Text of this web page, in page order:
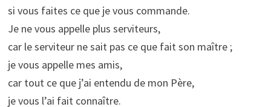
si vous faites ce que je vous commande.
Je ne vous appelle plus serviteurs,
car le serviteur ne sait pas ce que fait son maître ;
je vous appelle mes amis,
car tout ce que j’ai entendu de mon Père,
je vous l’ai fait connaître.